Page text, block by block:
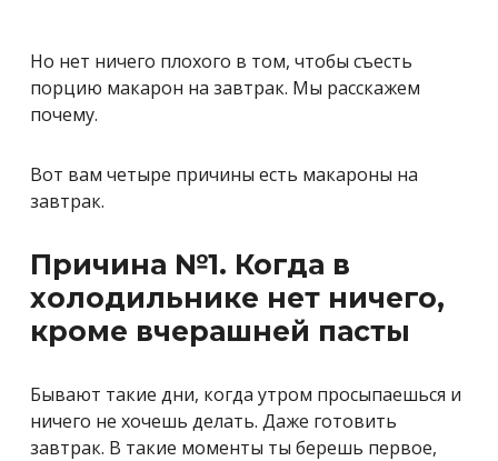
Но нет ничего плохого в том, чтобы съесть
порцию макарон на завтрак. Мы расскажем
почему.
Вот вам четыре причины есть макароны на
завтрак.
Причина №1. Когда в
холодильнике нет ничего,
кроме вчерашней пасты
Бывают такие дни, когда утром просыпаешься и
ничего не хочешь делать. Даже готовить
завтрак. В такие моменты ты берешь первое,